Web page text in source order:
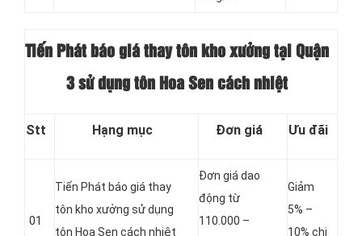
Tiến Phát báo giá thay tôn kho xưởng tại Quận
3 sử dụng tôn Hoa Sen cách nhiệt
Stt Hạng mục Đơn giá Ưu đãi
01
Tiến Phát báo giá thay
tôn kho xưởng sử dụng
tôn Hoa Sen cách nhiệt
Đơn giá dao
động từ
110.000 –
Giảm
5% –
10% chi